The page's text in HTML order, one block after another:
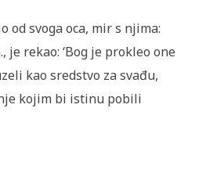
od svoga oca, mir s njima:
je rekao: ‘Bog je prokleo one
kao sredstvo za svađu,
kojim bi istinu pobili